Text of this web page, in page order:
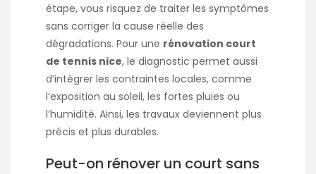
étape, vous risquez de traiter les symptômes
sans corriger la cause réelle des
dégradations. Pour une rénovation court
de tennis nice, le diagnostic permet aussi
d’intégrer les contraintes locales, comme
l’exposition au soleil, les fortes pluies ou
l’humidité. Ainsi, les travaux deviennent plus
précis et plus durables.
Peut-on rénover un court sans